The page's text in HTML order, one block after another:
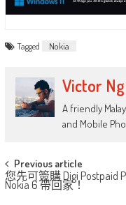
Tagged Nokia
Victor Ng
A friendly
and Mobile
Post
navigation
Previous article
您先可簽購 Digi Postpaid
Nokia 6 帶回家！